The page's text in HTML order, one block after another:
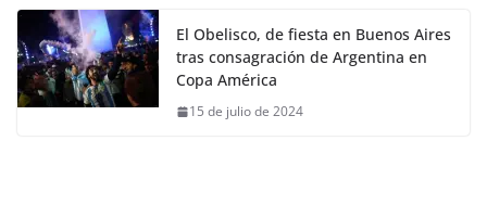
El Obelisco, de fiesta en Buenos Aires
tras consagración de Argentina en
Copa América
15 de julio de 2024